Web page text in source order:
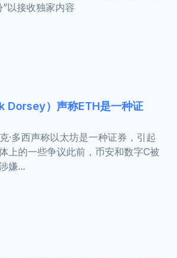
以接收独家内容
Dorsey）声称ETH是一种证
·多西声称以太坊是一种证券，引起
上的一些争议此前，币安和数字C被
嫌...